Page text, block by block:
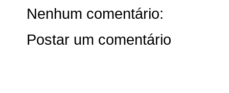
Nenhum comentário:
Postar um comentário